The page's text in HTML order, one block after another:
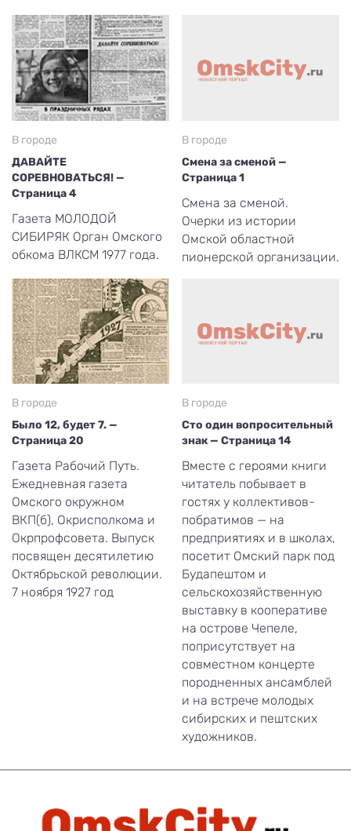
В городе
ДАВАЙТЕ
СОРЕВНОВАТЬСЯ! —
Страница 4
Газета МОЛОДОЙ
СИБИРЯК Орган Омского
обкома ВЛКСМ 1977 года.
В городе
Смена за сменой —
Страница 1
Смена за сменой.
Очерки из истории
Омской областной
пионерской организации.
В городе
Было 12, будет 7. —
Страница 20
Газета Рабочий Путь.
Ежедневная газета
Омского окружном
ВКП(б), Окрисполкома и
Окрпрофсовета. Выпуск
посвящен десятилетию
Октябрьской революции.
7 ноября 1927 год
В городе
Сто один вопросительный
знак — Страница 14
Вместе с героями книги
читатель побывает в
гостях у коллективов-
побратимов — на
предприятиях и в школах,
посетит Омский парк под
Будапештом и
сельскохозяйственную
выставку в кооперативе
на острове Чепеле,
поприсутствует на
совместном концерте
породненных ансамблей
и на встрече молодых
сибирских и пештских
художников.